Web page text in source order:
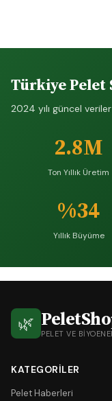
Türkiye Pelet
2024 yılı güncel
2.8M
Ton Yıllık Üretim
%34
Yıllık Büyüme
🌿 PELET VE
KATEGORILER
Pelet Haberleri